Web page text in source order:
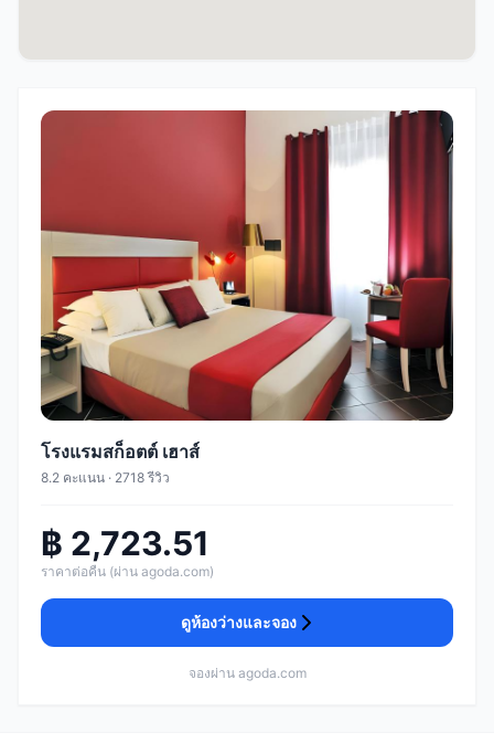
โรงแรมสก็อตต์ เฮาส์
8.2 คะแนน · 2718 รีวิว
฿ 2,723.51
ราคาต่อคืน (ผ่าน agoda.com)
ดูห้องว่างและจอง
จองผ่าน agoda.com